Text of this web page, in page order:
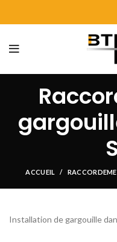
ACCUEIL
Installation de gargouille